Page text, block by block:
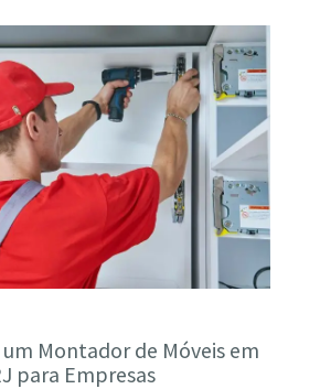
Montador de Móveis em
para Empresas